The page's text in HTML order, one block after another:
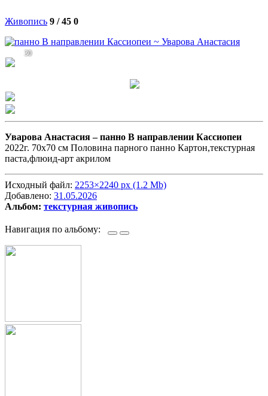
Живопись 9 / 45 0
30
Уварова Анастасия –панно В направлении Кассиопеи
2022г. 70х70 см Половина парного панно Картон,текстурная
паста,флюид-арт акрилом
Исходный файл: 2253×2240 px (1.2 Mb)
Добавлено: 31.05.2026
Альбом: текстурная живопись
Навигация по альбому: